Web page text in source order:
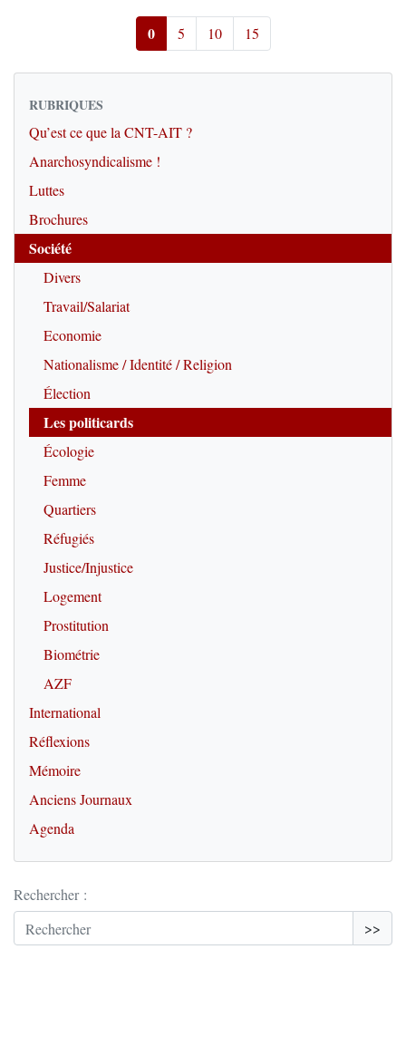
0 5 10 15
RUBRIQUES
Qu’est ce que la CNT-AIT ?
Anarchosyndicalisme !
Luttes
Brochures
Société
Divers
Travail/Salariat
Economie
Nationalisme / Identité / Religion
Élection
Les politicards
Écologie
Femme
Quartiers
Réfugiés
Justice/Injustice
Logement
Prostitution
Biométrie
AZF
International
Réflexions
Mémoire
Anciens Journaux
Agenda
Rechercher :
>>